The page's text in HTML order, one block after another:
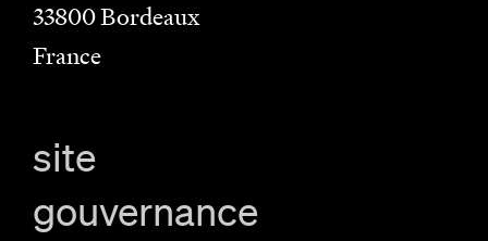
33800Bordeaux
France
site
gouvernance